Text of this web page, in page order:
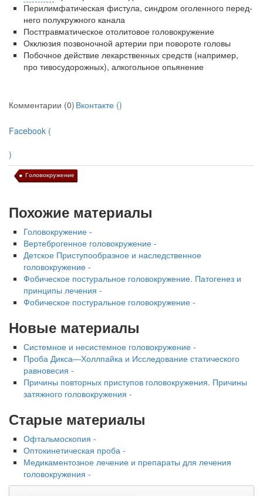
Перилимфатическая фистула, синдром оголенного перед­
него полукружного канала
Посттравматическое отолитовое головокружение
Окклюзия позвоночной артерии при повороте головы
Побочное действие лекарственных средств (например,
про тивосудорожных), алкогольное опьянение
Комментарии (0) Вконтакте ()
Facebook (
)
Головокружение
Похожие материалы
Головокружение -
Вертеброгенное головокружение -
Детское Приступообразное и наследственное
головокружение -
Фобическое постуральное головокружение. Патогенез и
принципы лечения -
Фобическое постуральное головокружение -
Новые материалы
Системное и несистемное головокружение -
Проба Дикса—Холлпайка и Исследование статического
равновесия -
Причины повторных приступов головокру­жения. Причины
затяжного головокружения -
Старые материалы
Офтальмоскопия -
Оптокинетическая проба -
Медикаментозное лечение и препараты для лечения
головокружения -